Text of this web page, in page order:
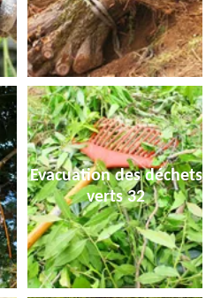
Evacuation des déchets
verts 32